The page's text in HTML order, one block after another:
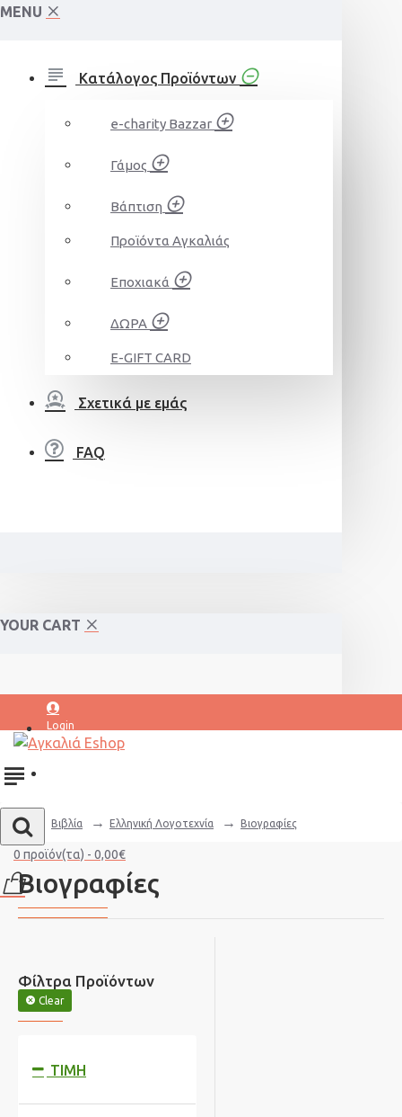
MENU
Κατάλογος Προϊόντων
e-charity Bazzar
Γάμος
Βάπτιση
Προϊόντα Αγκαλιάς
Εποχιακά
ΔΩΡΑ
E-GIFT CARD
Σχετικά με εμάς
FAQ
YOUR CART
Login
0 προϊόν(τα) - 0,00€
Βιβλία Ελληνική Λογοτεχνία Βιογραφίες
Βιογραφίες
Φίλτρα Προϊόντων
Clear
ΤΙΜΉ